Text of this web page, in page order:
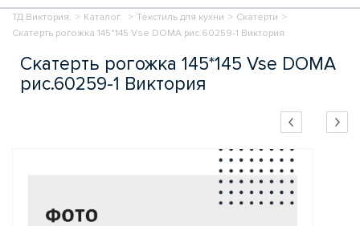
ТД Виктория. > Каталог. > Текстиль для кухни > Скатерти >
Скатерть рогожка 145*145 Vse DOMA рис.60259-1 Виктория
Скатерть рогожка 145*145 Vse DOMA
рис.60259-1 Виктория